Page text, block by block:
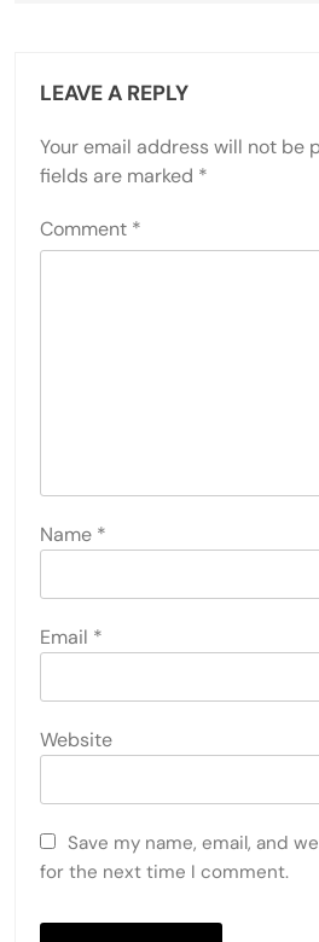
LEAVE A REPLY
Your email address will not be
fields are marked *
Comment *
Name *
Email *
Website
Save my name, email, and
for the next time I comment.